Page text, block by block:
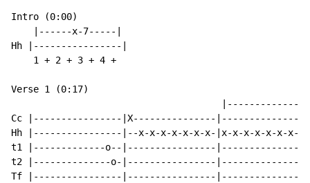
Intro (0:00)
    |------x-7-----|
Hh |----------------|
    1 + 2 + 3 + 4 +
Verse 1 (0:17)
|--------------
Cc |----------------|X---------------
Hh |----------------|--x-x-x-x-x-x-x-|x-x-x-x-x-x-x-
t1 |-------------o--|----------------
t2 |--------------o-|----------------
Tf |----------------|----------------